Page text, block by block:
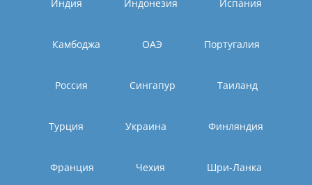
Индия Индонезия Испания
Камбоджа ОАЭ Португалия
Россия Сингапур Таиланд
Турция Украина Финляндия
Франция Чехия Шри-Ланка